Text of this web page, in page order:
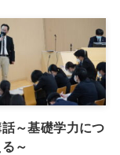
～基礎学力につ
～